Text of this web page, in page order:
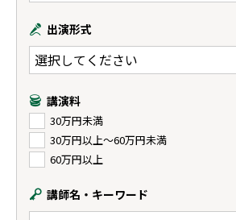
出演形式
講演料
30万円未満
30万円以上〜60万円未満
60万円以上
講師名・キーワード